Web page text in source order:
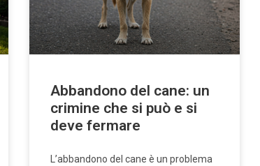
Abbandono del cane: un
crimine che si può e si
deve fermare
L’abbandono del cane è un problema